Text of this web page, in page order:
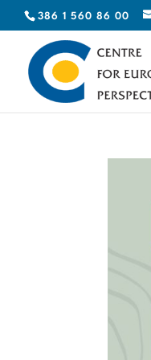
386 1 560 86 00